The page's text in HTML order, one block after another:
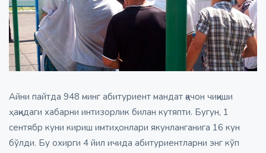
Айни пайтда 948 минг абитуриент мандат қачон чиқиши
ҳақидаги хабарни интизорлик билан кутяпти. Бугун, 1
сентябр куни кириш имтиҳонлари якунланганига 16 кун
бўлди. Бу охирги 4 йил ичида абитуриентларни энг кўп